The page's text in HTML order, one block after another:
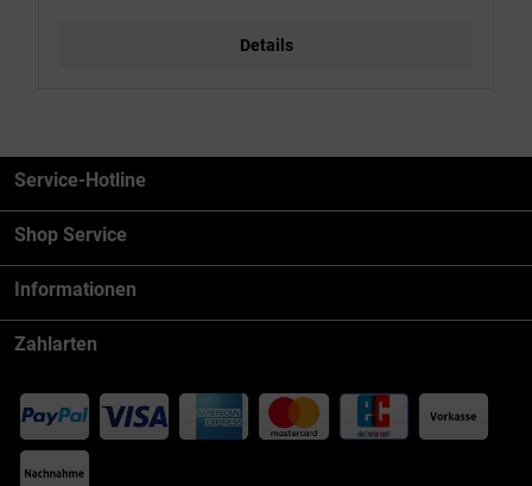
Details
Service-Hotline
Shop Service
Informationen
Zahlarten